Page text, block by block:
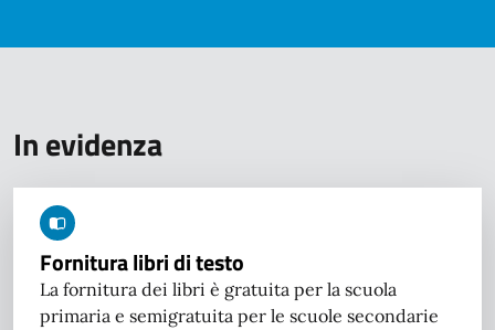
In evidenza
Fornitura libri di testo
La fornitura dei libri è gratuita per la scuola
primaria e semigratuita per le scuole secondarie